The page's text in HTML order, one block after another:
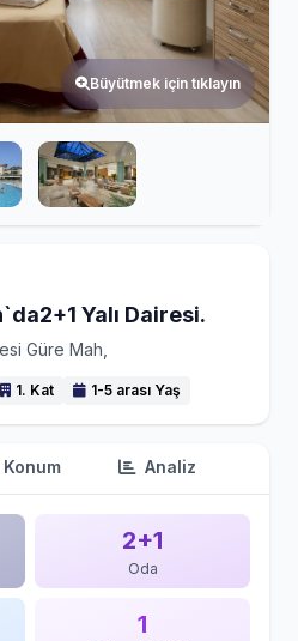
Büyütmek için tıklayın
Yalı Dairesi.
Güre Mah,
1. Kat 1-5 arası Yaş
Konum Analiz
2+1
Oda
1